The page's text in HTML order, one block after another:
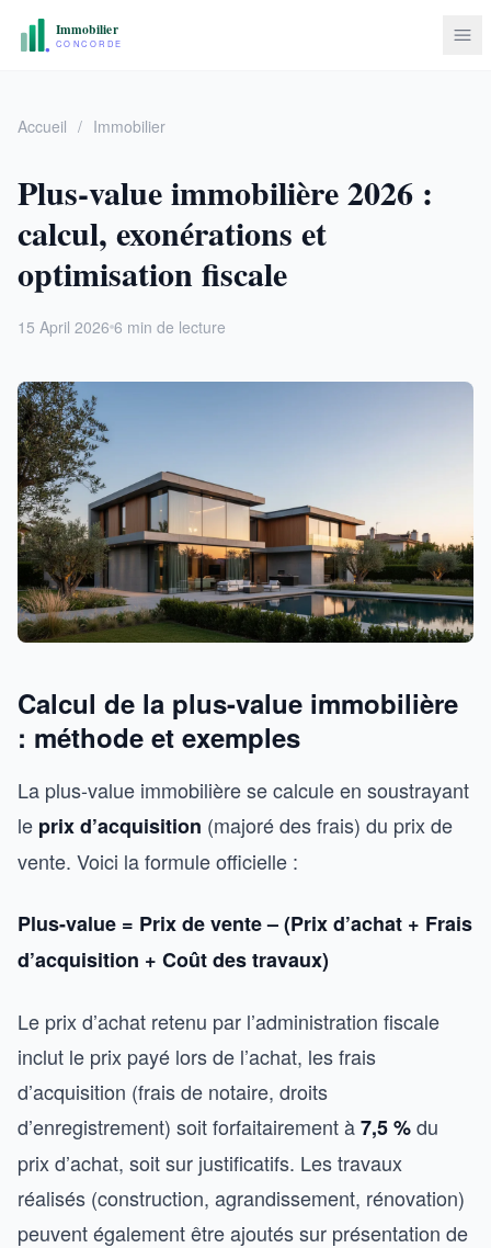
Accueil / Immobilier
Plus-value immobilière 2026 :
calcul, exonérations et
optimisation fiscale
15 April 2026 6 min de lecture
Calcul de la plus-value immobilière
: méthode et exemples
La plus-value immobilière se calcule en soustrayant
le prix d’acquisition (majoré des frais) du prix de
vente. Voici la formule officielle :
Plus-value = Prix de vente – (Prix d’achat + Frais
d’acquisition + Coût des travaux)
Le prix d’achat retenu par l’administration fiscale
inclut le prix payé lors de l’achat, les frais
d’acquisition (frais de notaire, droits
d’enregistrement) soit forfaitairement à7,5 %du
prix d’achat, soit sur justificatifs. Les travaux
réalisés (construction, agrandissement, rénovation)
peuvent également être ajoutés sur présentation de